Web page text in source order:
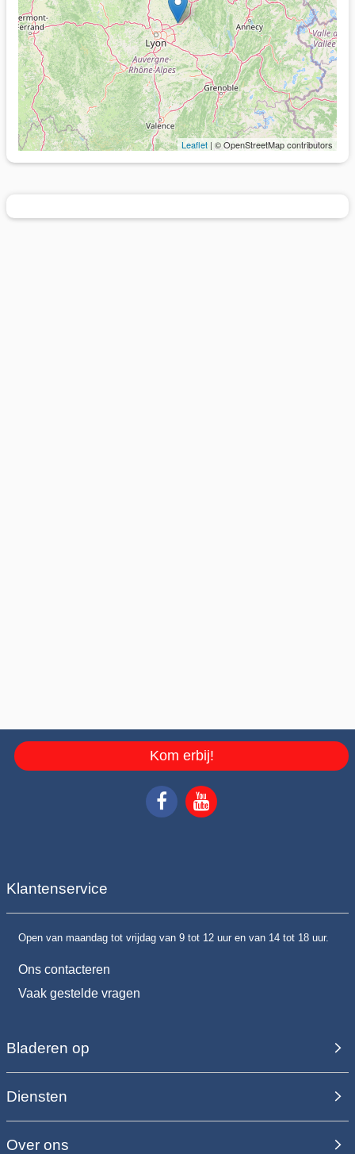
Leaflet | © OpenStreetMap contributors
Kom erbij!
Klantenservice
Open van maandag tot vrijdag van 9 tot 12 uur en van 14 tot 18 uur.
Ons contacteren
Vaak gestelde vragen
Bladeren op
Diensten
Over ons